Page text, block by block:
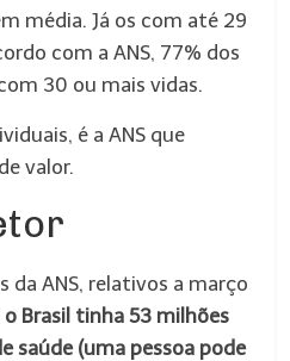
média. Já os com até 29
com a ANS, 77% dos
30 ou mais vidas.
é a ANS que
valor.
da ANS, relativos a março
o Brasil tinha 53 milhões
saúde (uma pessoa pode